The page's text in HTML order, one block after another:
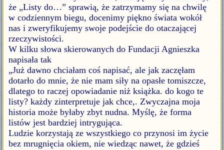
że „Listy do…” sprawią, że zatrzymamy się na chwilę
w codziennym biegu, docenimy piękno świata wokół
nas i zweryfikujemy swoje podejście do otaczającej
rzeczywistości.
W kilku słowa skierowanych do Fundacji Agnieszka
napisała tak
„Już dawno chciałam coś napisać, ale jak zaczęłam
dotarło do mnie, że nie mam siły na opasłe tomiszcze,
dlatego to raczej opowiadanie niż książka. do kogo te
listy? każdy zinterpretuje jak chce,. Zwyczajna moja
historia może byłaby zbyt nudna. Myślę, że forma
listów jest bardziej intrygująca.
Ludzie korzystają ze wszystkiego co przynosi im życie
bez mrugnięcia okiem, nie wiedząc nawet, że gdzieś